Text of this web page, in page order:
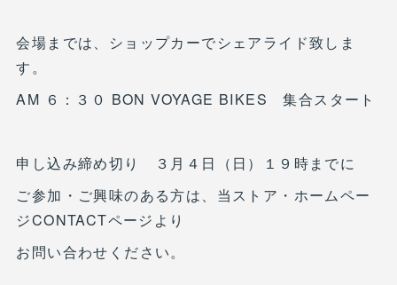
会場までは、ショップカーでシェアライド致しま
す。
AM ６：３０ BON VOYAGE BIKES 集合スタート
申し込み締め切り ３月４日（日）１９時までに
ご参加・ご興味のある方は、当ストア・ホームペー
ジCONTACTページより
お問い合わせください。